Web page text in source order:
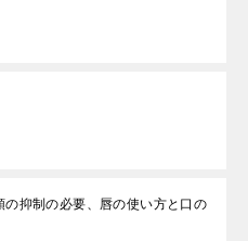
の抑制の必要、唇の使い方と口の